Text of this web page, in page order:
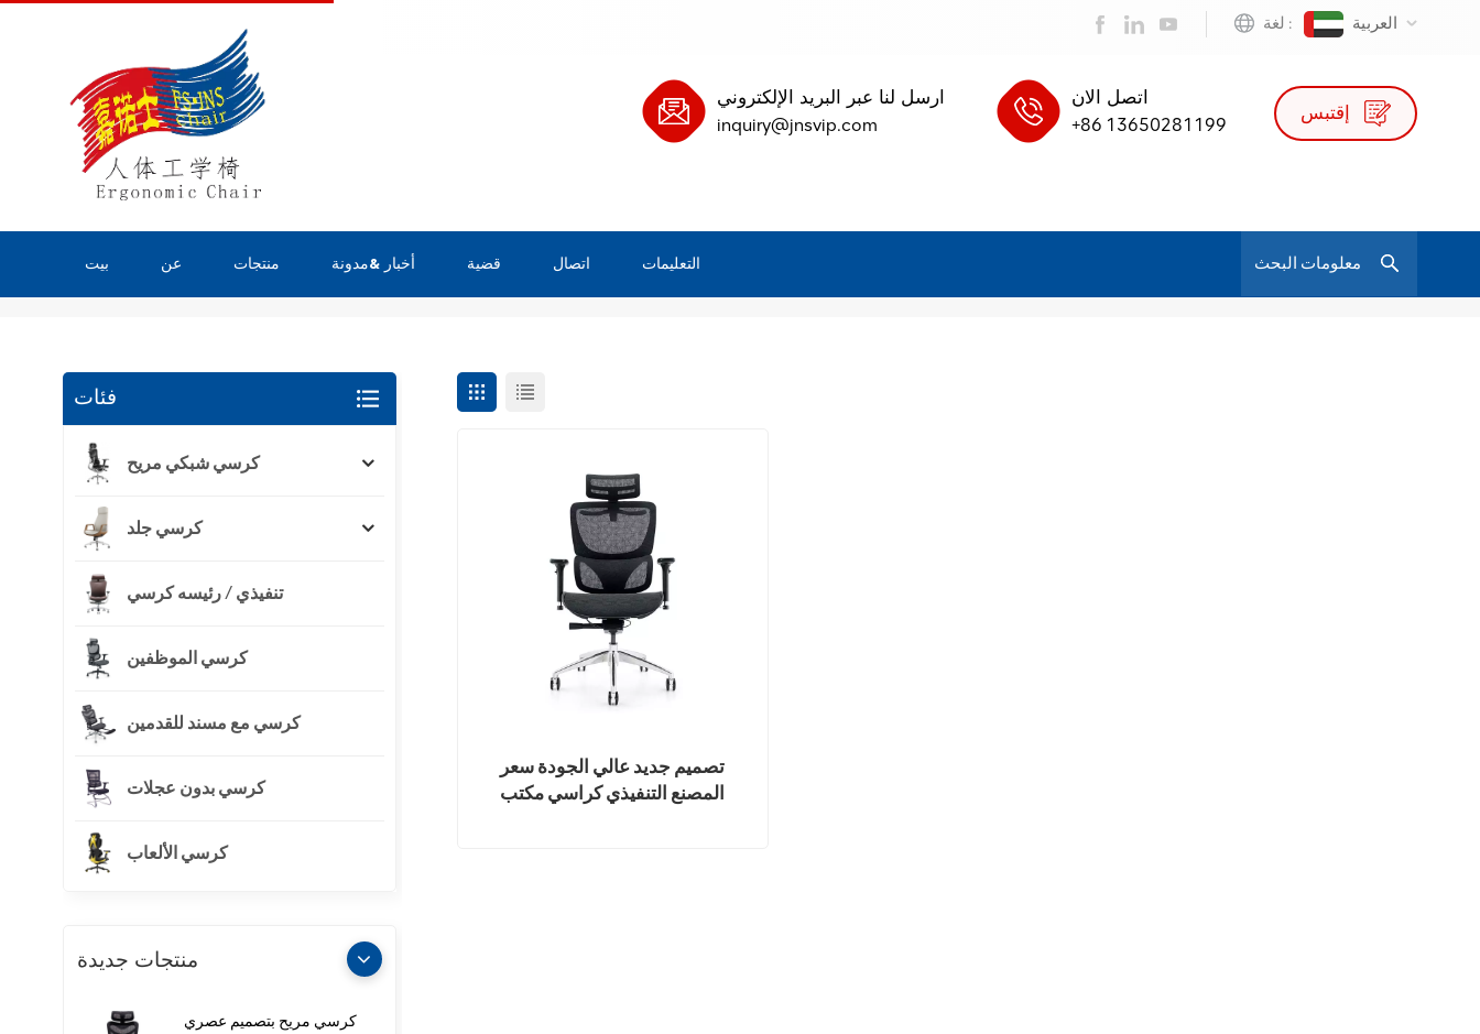
لغة :
ارسل لنا عبر البريد الإلكتروني
inquiry@jnsvip.com
اتصل الان
+86 13650281199
بيت عن منتجات أخبار &مدونة قضية اتصال التعليمات
يبحث
تصميم جديد عالي الجودة سعر
المصنع التنفيذي كراسي مكتب
فئات
كرسي شبكي مريح
كرسي جلد
تنفيذي / رئيسه كرسي
كرسي الموظفين
كرسي مع مسند للقدمين
كرسي بدون عجلات
كرسي الألعاب
منتجات جديدة
كرسي مريح بتصميم عصري